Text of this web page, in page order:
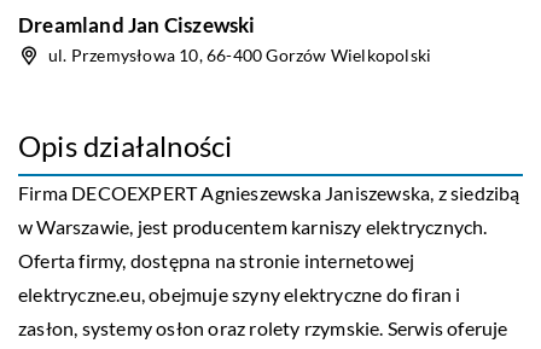
Dreamland Jan Ciszewski
ul. Przemysłowa 10, 66-400 Gorzów Wielkopolski
Opis działalności
Firma DECOEXPERT Agnieszewska Janiszewska, z siedzibą
w Warszawie, jest producentem karniszy elektrycznych.
Oferta firmy, dostępna na stronie internetowej
elektryczne.eu, obejmuje szyny elektryczne do firan i
zasłon, systemy osłon oraz rolety rzymskie. Serwis oferuje